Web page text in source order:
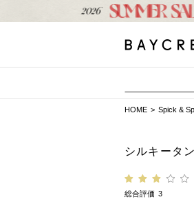
HOME Spick &
シルキータ
総合評価 3